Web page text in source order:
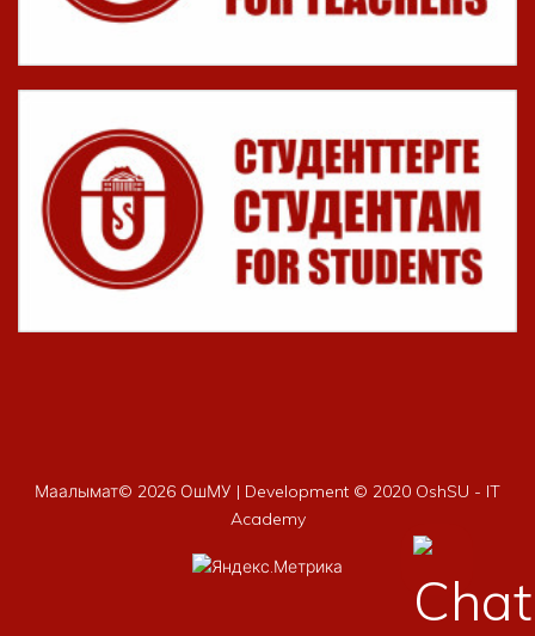
Маалымат© 2026 ОшМУ | Development © 2020 OshSU - IT
Academy